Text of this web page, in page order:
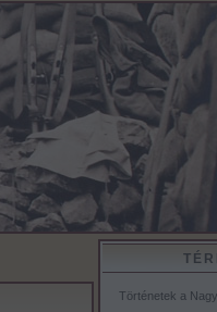
Történetek a